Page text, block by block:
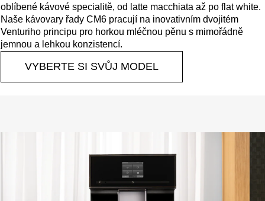
oblíbené kávové specialitě, od latte macchiata až po flat white.
Naše kávovary řady CM6 pracují na inovativním dvojitém
Venturiho principu pro horkou mléčnou pěnu s mimořádně
jemnou a lehkou konzistencí.
VYBERTE SI SVŮJ MODEL